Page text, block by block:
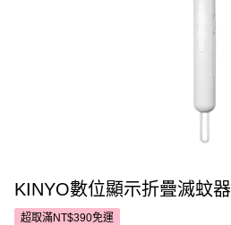
KINYO數位顯示折疊滅蚊器
超取滿NT$390免運